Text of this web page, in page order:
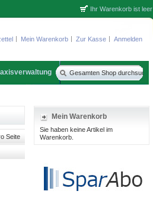
Mein Warenkorb Zur Kasse Anmelden
Ihr Warenkorb ist leer
Seite
Mein Warenkorb
Sie haben keine Artikel im
Warenkorb.